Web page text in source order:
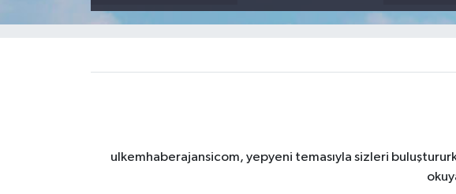
ulkemhaberajansicom, yepyeni temasıyla sizleri